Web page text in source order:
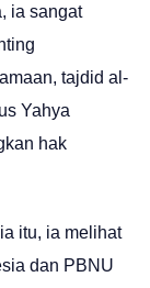
ia sangat
tajdid al-
Yahya
hak
itu, ia melihat
dan PBNU